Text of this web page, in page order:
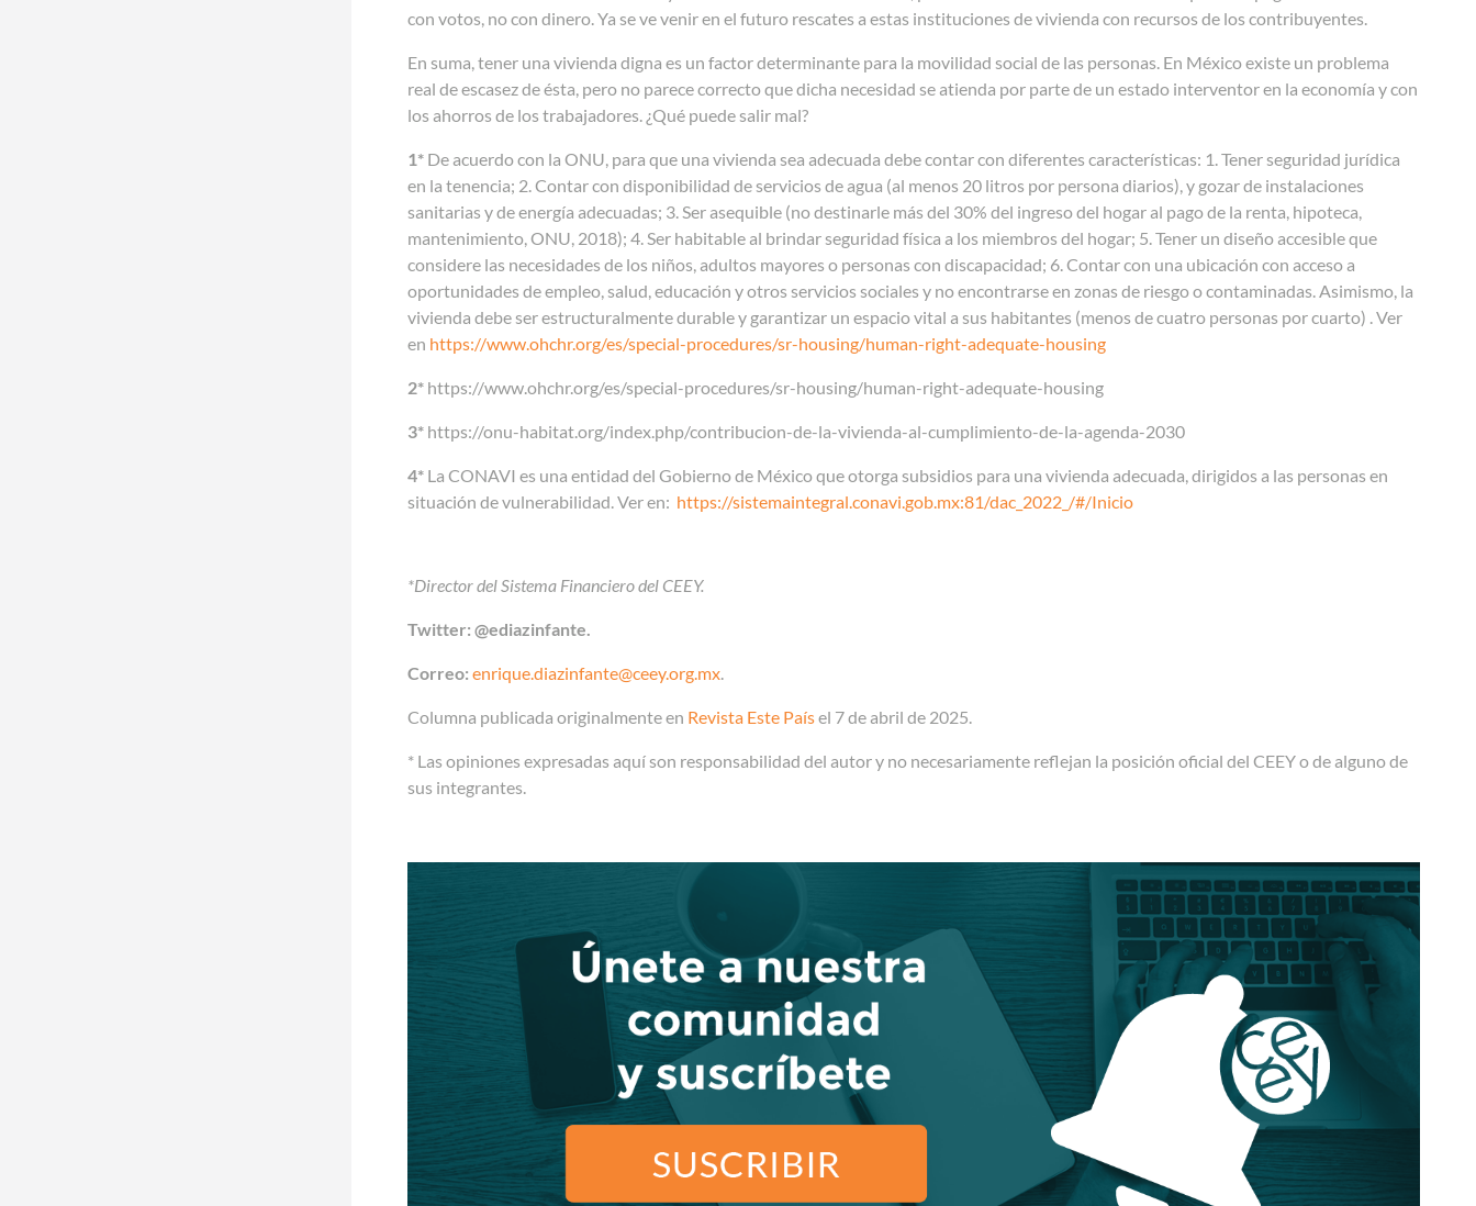
con votos, no con dinero. Ya se ve venir en el futuro rescates a estas instituciones de vivienda con recursos de los contribuyentes.
En suma, tener una vivienda digna es un factor determinante para la movilidad social de las personas. En México existe un problema
real de escasez de ésta, pero no parece correcto que dicha necesidad se atienda por parte de un estado interventor en la economía y con
los ahorros de los trabajadores. ¿Qué puede salir mal?
1* De acuerdo con la ONU, para que una vivienda sea adecuada debe contar con diferentes características: 1. Tener seguridad jurídica
en la tenencia; 2. Contar con disponibilidad de servicios de agua (al menos 20 litros por persona diarios), y gozar de instalaciones
sanitarias y de energía adecuadas; 3. Ser asequible (no destinarle más del 30% del ingreso del hogar al pago de la renta, hipoteca,
mantenimiento, ONU, 2018); 4. Ser habitable al brindar seguridad física a los miembros del hogar; 5. Tener un diseño accesible que
considere las necesidades de los niños, adultos mayores o personas con discapacidad; 6. Contar con una ubicación con acceso a
oportunidades de empleo, salud, educación y otros servicios sociales y no encontrarse en zonas de riesgo o contaminadas. Asimismo, la
vivienda debe ser estructuralmente durable y garantizar un espacio vital a sus habitantes (menos de cuatro personas por cuarto) . Ver
en https://www.ohchr.org/es/special-procedures/sr-housing/human-right-adequate-housing
2* https://www.ohchr.org/es/special-procedures/sr-housing/human-right-adequate-housing
3* https://onu-habitat.org/index.php/contribucion-de-la-vivienda-al-cumplimiento-de-la-agenda-2030
4* La CONAVI es una entidad del Gobierno de México que otorga subsidios para una vivienda adecuada, dirigidos a las personas en
situación de vulnerabilidad. Ver en: https://sistemaintegral.conavi.gob.mx:81/dac_2022_/#/Inicio
*Director del Sistema Financiero del CEEY.
Twitter: @ediazinfante.
Correo:enrique.diazinfante@ceey.org.mx
Columna publicada originalmente en Revista Este Paísel 7 de abril de 2025.
* Las opiniones expresadas aquí son responsabilidad del autor y no necesariamente reflejan la posición oficial del CEEY o de alguno de
sus integrantes.